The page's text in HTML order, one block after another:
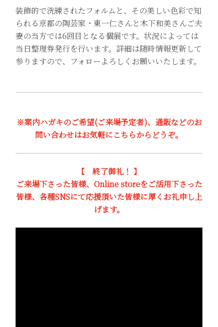
装飾的で洗練されたフォルムと、その美しい色彩で知
られる京都の陶芸家・東一仁さんと木下和美さんご夫
妻の当方では6回目となる個展です。状況によっては
当日整理券発行を行います。詳細は随時情報更新して
参りますので、フォローよろしくお願いいたします。
※案内ハガキのご希望(ご来場予定者)、通販などのお
問い合わせはお気軽にこちらからどうぞ。
【 終了御礼！ 】
ご来場下さった皆様、Online storeをご活用下さった
皆様、各種SNSにて応援頂いた皆様に厚くお礼申し上
げます。